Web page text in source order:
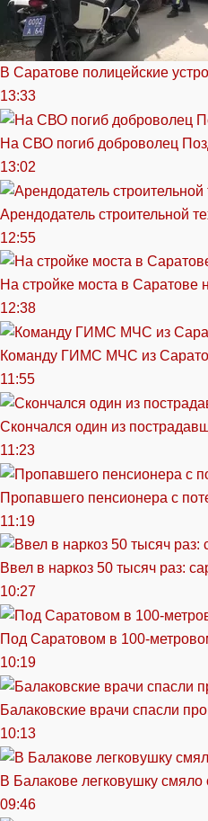
В Саратове полицейские
13:33
На СВО погиб доброволец
13:02
Арендодатель строительной
12:55
На стройке моста в Саратове
12:38
Команду ГИМС МЧС из
11:55
Скончался один из
11:23
Пропавшего пенсионера с
11:19
Ввел в наркоз 50 тысяч раз:
10:27
Под Саратовом в 100-
10:19
Балаковские врачи спасли
10:13
В Балакове легковушку смяло
09:46